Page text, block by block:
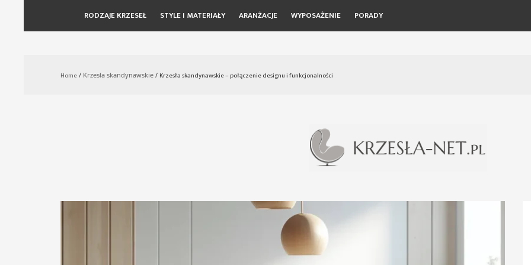
Skip
RODZAJE KRZESEŁ STYLE I MATERIAŁY ARANŻACJE WYPOSAŻENIE PORADY
Home / Krzesła skandynawskie / Krzesła skandynawskie – połączenie designu i funkcjonalności